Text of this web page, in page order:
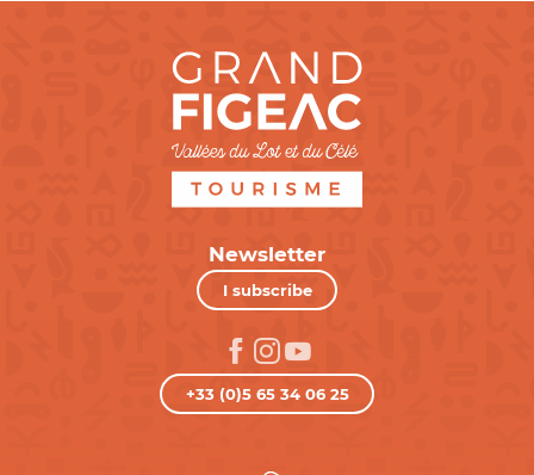
Newsletter
I subscribe
+33 (0)5 65 34 06 25